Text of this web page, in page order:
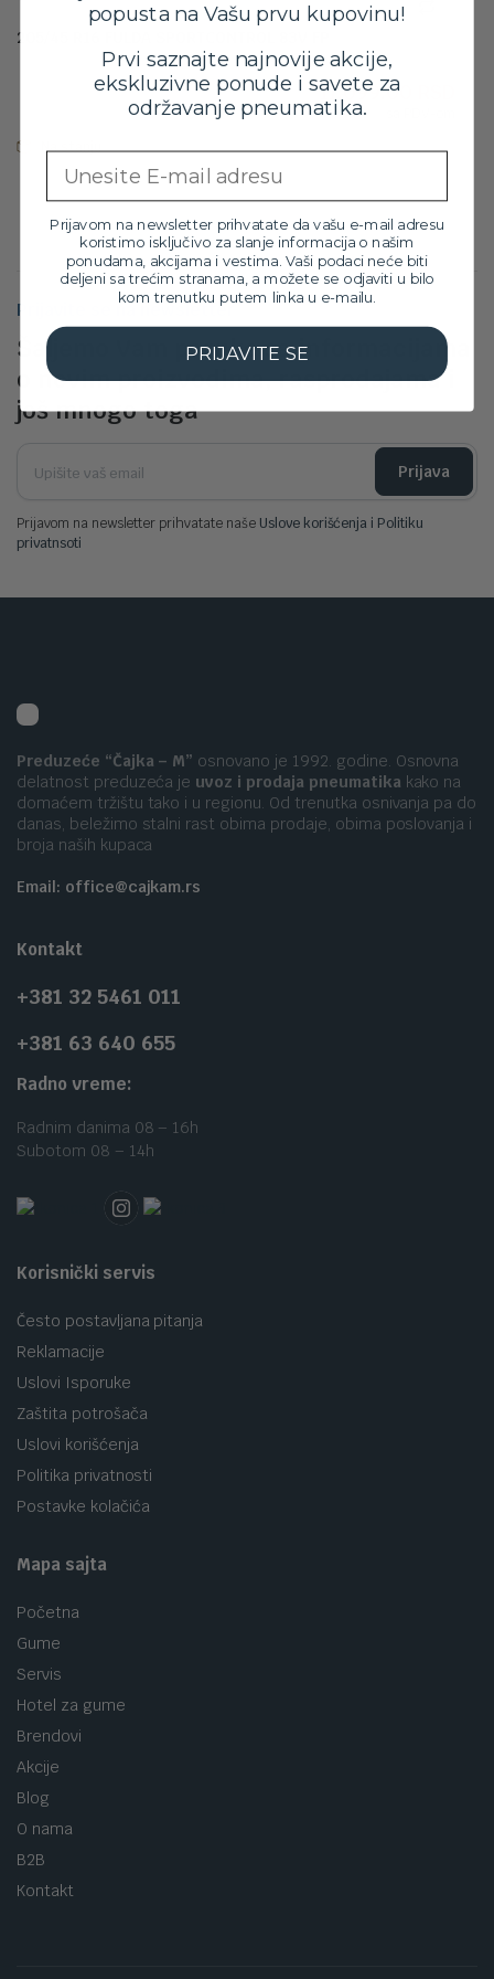
205/45 R16 FULDA SPORTCONTROL 83V FP
12,399.00
11,099.00
Na stanju
Prijavite se na newsletter
Šaljemo Vam poruke sa informacijama
o novim proizvodima, rasprodajama i
još mnogo toga
Prijava
Prijavom na newsletter prihvatate naše Uslove korišćenja i Politiku
privatnsoti
Preduzeće “Čajka – M” osnovano je 1992. godine. Osnovna
delatnost preduzeća je uvoz i prodaja pneumatika kako na
domaćem tržištu tako i u regionu. Od trenutka osnivanja pa do
danas, beležimo stalni rast obima prodaje, obima poslovanja i
broja naših kupaca
Email: office@cajkam.rs
Kontakt
+381 32 5461 011
+381 63 640 655
Radno vreme:
Radnim danima 08 – 16h
Subotom 08 – 14h
Korisnički servis
Često postavljana pitanja
Reklamacije
Uslovi Isporuke
Zaštita potrošača
Uslovi korišćenja
Politika privatnosti
Postavke kolačića
Mapa sajta
Početna
Gume
Servis
Hotel za gume
Brendovi
Akcije
Blog
O nama
B2B
Kontakt
popusta na Vašu prvu kupovinu!
Prvi saznajte najnovije akcije,
ekskluzivne ponude i savete za
održavanje pneumatika.
Prijavom na newsletter prihvatate da vašu e-mail adresu
koristimo isključivo za slanje informacija o našim
ponudama, akcijama i vestima. Vaši podaci neće biti
deljeni sa trećim stranama, a možete se odjaviti u bilo
kom trenutku putem linka u e-mailu.
PRIJAVITE SE